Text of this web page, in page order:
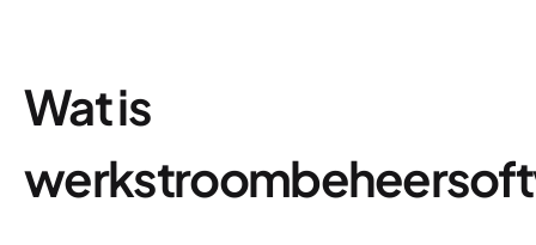
Wat is